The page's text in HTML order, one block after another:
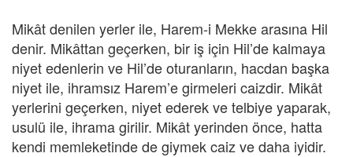
Mikât denilen yerler ile, Harem-i Mekke arasına Hil
denir. Mikâttan geçerken, bir iş için Hil’de kalmaya
niyet edenlerin ve Hil’de oturanların, hacdan başka
niyet ile, ihramsız Harem’e girmeleri caizdir. Mikât
yerlerini geçerken, niyet ederek ve telbiye yaparak,
usulü ile, ihrama girilir. Mikât yerinden önce, hatta
kendi memleketinde de giymek caiz ve daha iyidir.